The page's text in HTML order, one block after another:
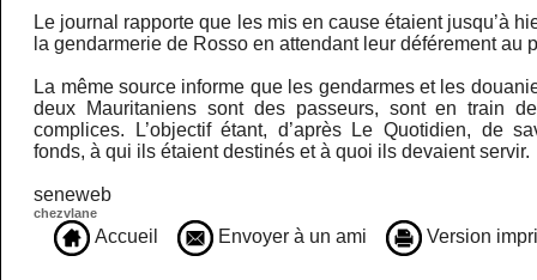
Le journal rapporte que les mis en cause étaient jusqu’à
la gendarmerie de Rosso en attendant leur déférement au
La même source informe que les gendarmes et les
deux Mauritaniens sont des passeurs, sont en train de
complices. L’objectif étant, d’après Le Quotidien, de
fonds, à qui ils étaient destinés et à quoi ils devaient servir.
seneweb
chezvlane
Accueil Envoyer à un ami Version